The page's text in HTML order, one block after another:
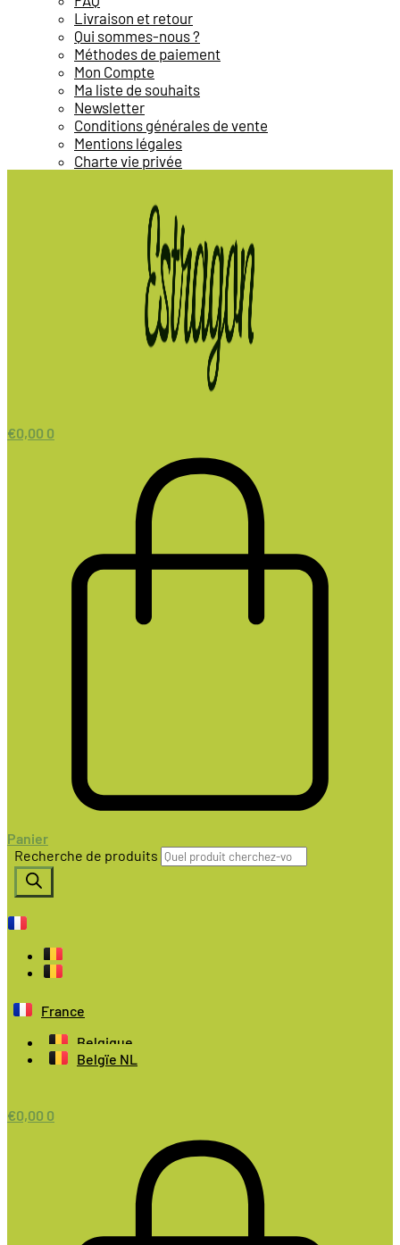
Livraison et retour
Qui sommes-nous ?
Méthodes de paiement
Mon Compte
Ma liste de souhaits
Newsletter
Conditions générales de vente
Mentions légales
Charte vie privée
€0,00 0
Panier
Recherche de produits
France
Belgique
Belgïe NL
€0,00 0